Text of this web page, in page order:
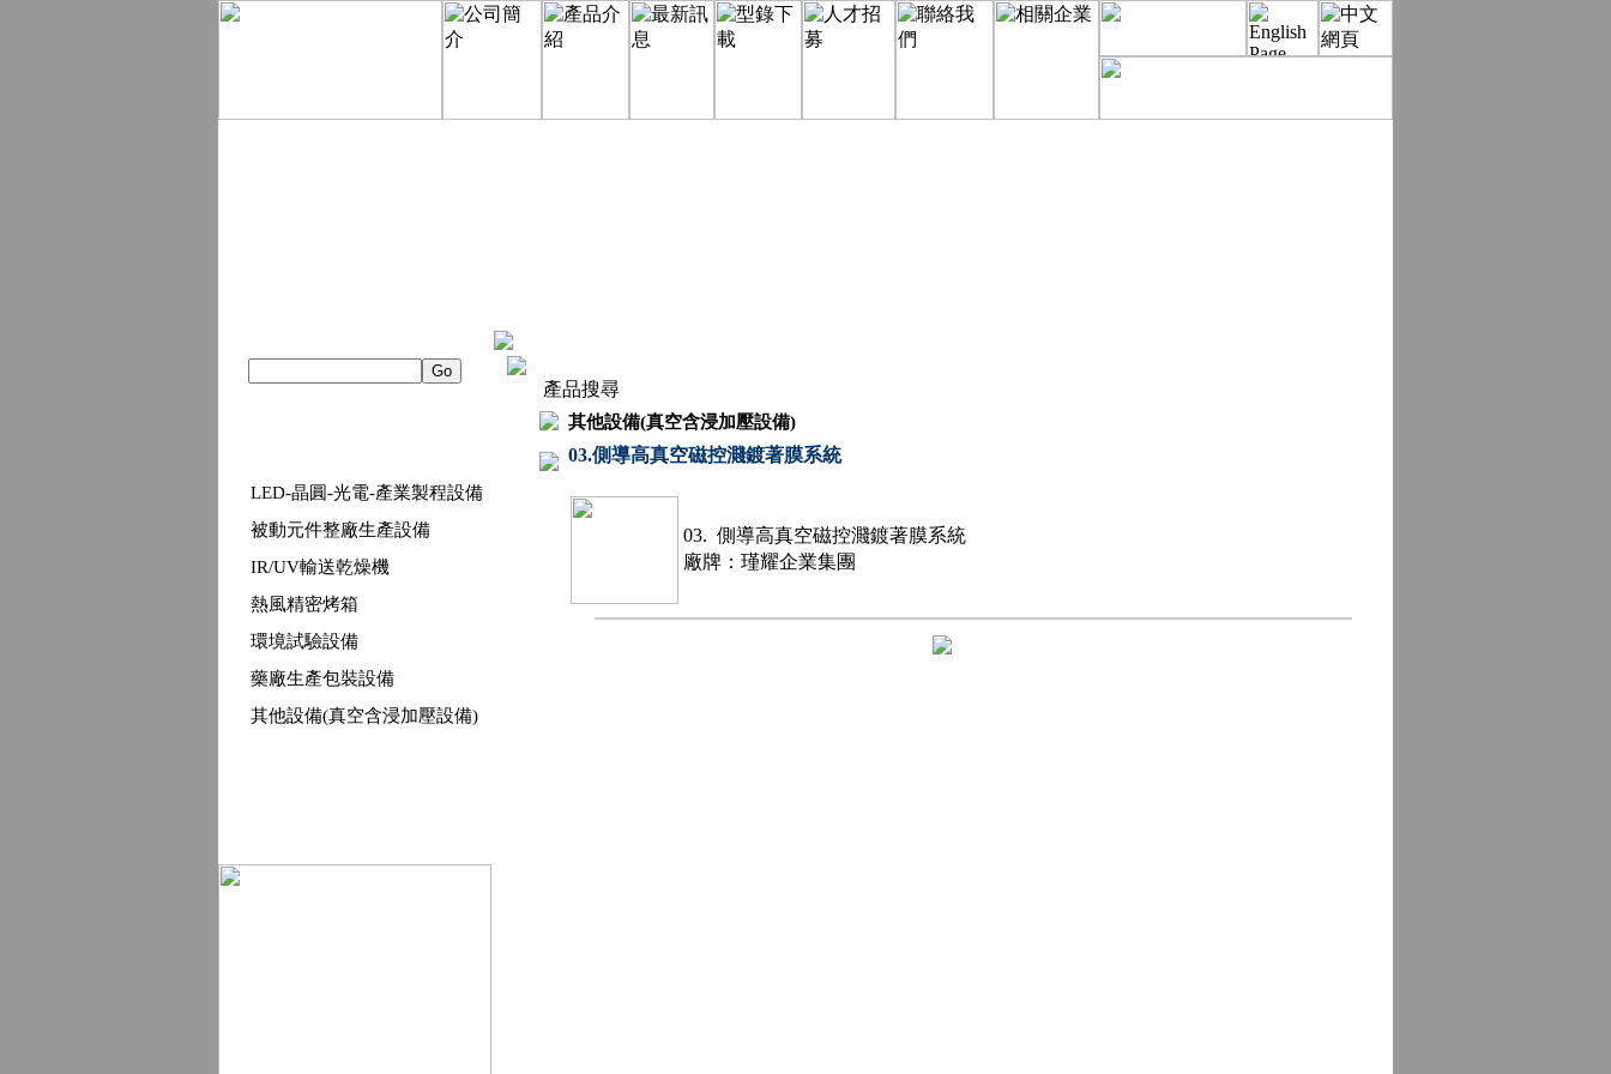
LED-晶圓-光電-產業製程設備
被動元件整廠生產設備
IR/UV輸送乾燥機
熱風精密烤箱
環境試驗設備
藥廠生產包裝設備
其他設備(真空含浸加壓設備)
產品搜尋
其他設備(真空含浸加壓設備)
03.側導高真空磁控濺鍍著膜系統
03. 側導高真空磁控濺鍍著膜系統
廠牌：瑾耀企業集團